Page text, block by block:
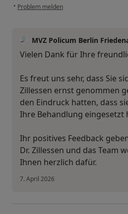
• Problem melden
MVZ Policum Berlin
Vielen Dank für Ihre
Es freut uns sehr, dass Sie
Zillessen ernst genommen
den Eindruck hatten, dass
Ihre Behandlung eingesetzt
Ihr positives Feedback
Dr. Zillessen und das Team
Ihnen herzlich dafür.
7. April 2026